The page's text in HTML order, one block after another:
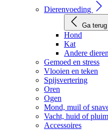
Dierenvoeding
Ga terug
Hond
Kat
Andere dieren
Gemoed en stress
Vlooien en teken
Spijsvertering
Oren
Ogen
Mond, muil of
Vacht, huid of
Accessoires